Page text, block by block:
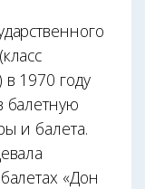
1970 году
балетную
и балета.
«Дон